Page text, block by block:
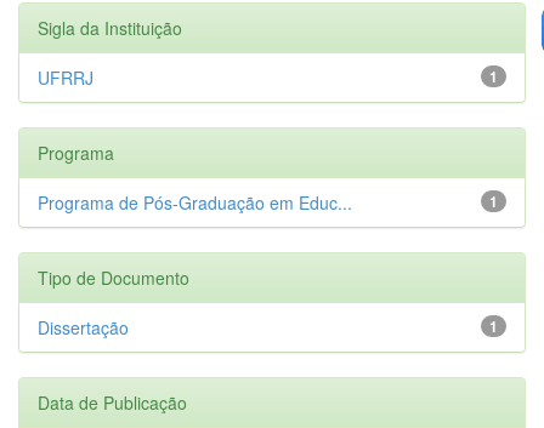
Sigla da Instituição
1
UFRRJ
Programa
1
Programa de Pós-Graduação em Educ...
Tipo de Documento
1
Dissertação
Data de Publicação